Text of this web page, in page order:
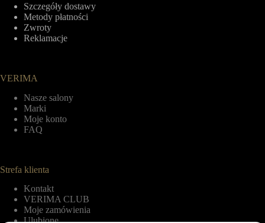
Szczegóły dostawy
Metody płatności
Zwroty
Reklamacje
VERIMA
Nasze salony
Marki
Moje konto
FAQ
Strefa klienta
Kontakt
VERIMA CLUB
Moje zamówienia
Ulubione